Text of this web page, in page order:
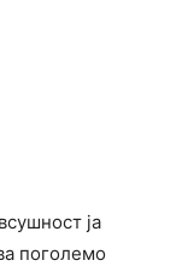
ја
поголемо